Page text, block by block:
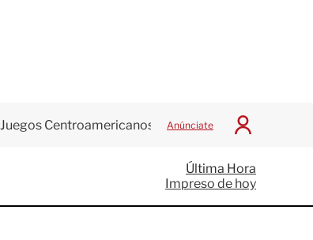
Juegos Centroamericanos Anúnciate
I
c
i
a
Última Hora
Impreso de hoy